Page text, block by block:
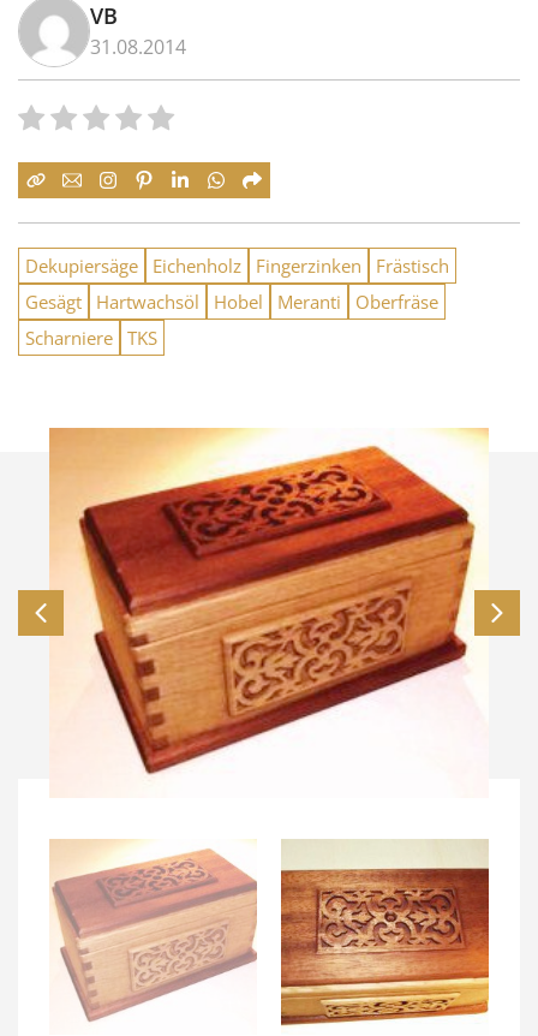
VB
31.08.2014
Dekupiersäge Eichenholz Fingerzinken
Frästisch
Gesägt
Hartwachsöl Hobel Meranti
Oberfräse
Scharniere TKS